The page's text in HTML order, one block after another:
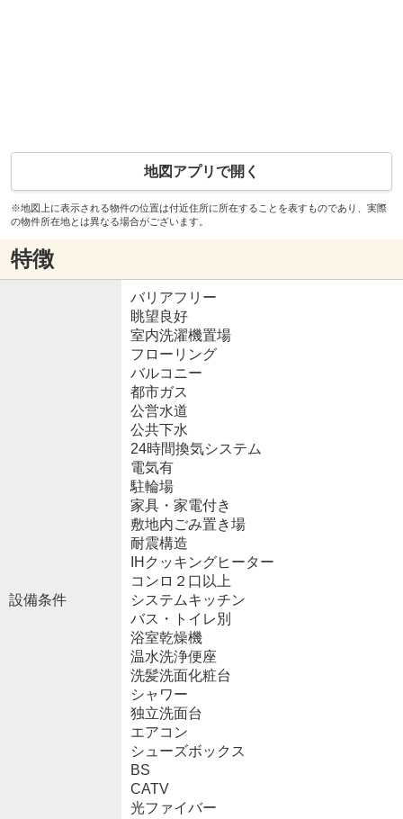
地図アプリで開く
※地図上に表示される物件の位置は付近住所に所在することを表すものであり、実際
の物件所在地とは異なる場合がございます。
特徴
設備条件
バリアフリー
眺望良好
室内洗濯機置場
フローリング
バルコニー
都市ガス
公営水道
公共下水
24時間換気システム
電気有
駐輪場
家具・家電付き
敷地内ごみ置き場
耐震構造
IHクッキングヒーター
コンロ２口以上
システムキッチン
バス・トイレ別
浴室乾燥機
温水洗浄便座
洗髪洗面化粧台
シャワー
独立洗面台
エアコン
シューズボックス
BS
CATV
光ファイバー